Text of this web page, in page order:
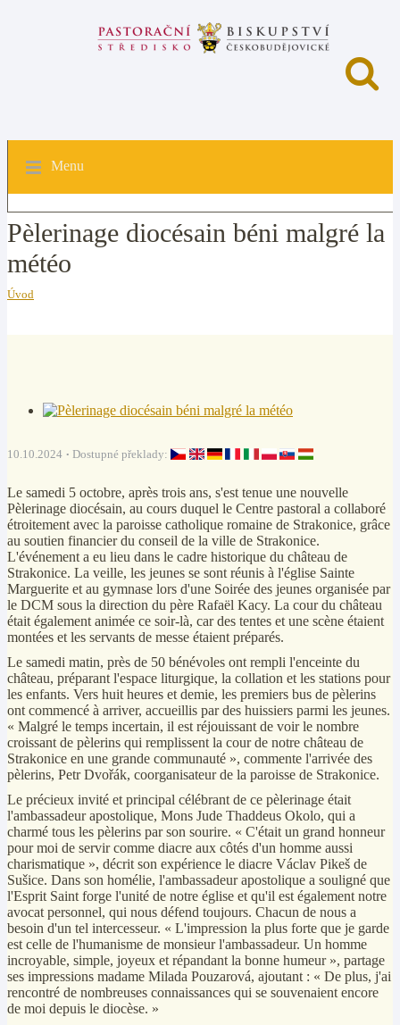
Menu
Pèlerinage diocésain béni malgré la
météo
Úvod
10.10.2024 Dostupné překlady:
Le samedi 5 octobre, après trois ans, s'est tenue une nouvelle
Pèlerinage diocésain, au cours duquel le Centre pastoral a collaboré
étroitement avec la paroisse catholique romaine de Strakonice, grâce
au soutien financier du conseil de la ville de Strakonice.
L'événement a eu lieu dans le cadre historique du château de
Strakonice. La veille, les jeunes se sont réunis à l'église Sainte
Marguerite et au gymnase lors d'une Soirée des jeunes organisée par
le DCM sous la direction du père Rafaël Kacy. La cour du château
était également animée ce soir-là, car des tentes et une scène étaient
montées et les servants de messe étaient préparés.
Le samedi matin, près de 50 bénévoles ont rempli l'enceinte du
château, préparant l'espace liturgique, la collation et les stations pour
les enfants. Vers huit heures et demie, les premiers bus de pèlerins
ont commencé à arriver, accueillis par des huissiers parmi les jeunes.
« Malgré le temps incertain, il est réjouissant de voir le nombre
croissant de pèlerins qui remplissent la cour de notre château de
Strakonice en une grande communauté », commente l'arrivée des
pèlerins, Petr Dvořák, coorganisateur de la paroisse de Strakonice.
Le précieux invité et principal célébrant de ce pèlerinage était
l'ambassadeur apostolique, Mons Jude Thaddeus Okolo, qui a
charmé tous les pèlerins par son sourire. « C'était un grand honneur
pour moi de servir comme diacre aux côtés d'un homme aussi
charismatique », décrit son expérience le diacre Václav Pikeš de
Sušice. Dans son homélie, l'ambassadeur apostolique a souligné que
l'Esprit Saint forge l'unité de notre église et qu'il est également notre
avocat personnel, qui nous défend toujours. Chacun de nous a
besoin d'un tel intercesseur. « L'impression la plus forte que je garde
est celle de l'humanisme de monsieur l'ambassadeur. Un homme
incroyable, simple, joyeux et répandant la bonne humeur », partage
ses impressions madame Milada Pouzarová, ajoutant : « De plus, j'ai
rencontré de nombreuses connaissances qui se souvenaient encore
de moi depuis le diocèse. »